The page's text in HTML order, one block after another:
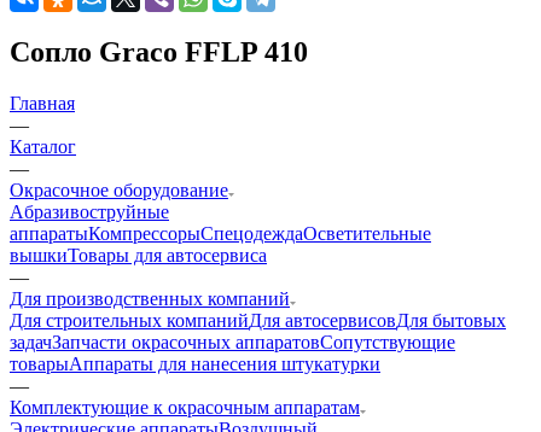
Сопло Graco FFLP 410
Главная
—
Каталог
—
Окрасочное оборудование
Aбразивоструйные
аппаратыКомпрессорыСпецодеждаОсветительные
вышкиТовары для автосервиса
—
Для производственных компаний
Для строительных компанийДля автосервисовДля бытовых
задачЗапчасти окрасочных аппаратовСопутствующие
товарыАппараты для нанесения штукатурки
—
Комплектующие к окрасочным аппаратам